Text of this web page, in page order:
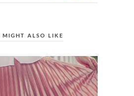
MIGHT ALSO LIKE